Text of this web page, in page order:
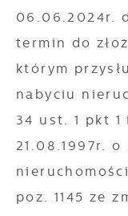
06.06.2024r.
termin do
którym
nabyciu
34 ust. 1 pkt
21.08.1997r.
poz. 1145 ze